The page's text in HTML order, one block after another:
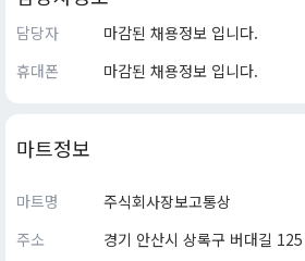
담당자
마감된 채용정보 입니다.
휴대폰
마감된 채용정보 입니다.
마트정보
마트명
주식회사장보고통상
주소
경기 안산시 상록구 버대길 125